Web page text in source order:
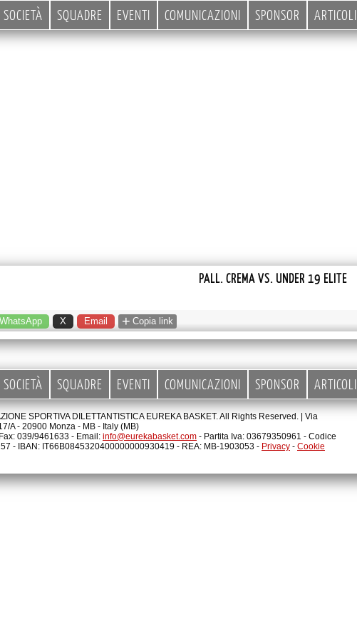
SOCIETÀ SQUADRE EVENTI COMUNICAZIONI SPONSOR ARTICOLI
PALL. CREMA VS. UNDER 19 ELITE
WhatsApp X Email + Copia link
SOCIETÀ SQUADRE EVENTI COMUNICAZIONI SPONSOR ARTICOLI
SPORTIVA DILETTANTISTICA EUREKA BASKET. All Rights Reserved. | Via
A - 20900 Monza - MB - Italy (MB)
039/9461633 - Email: info@eurekabasket.com - Partita Iva: 03679350961 - Codice
- IBAN: IT66B0845320400000000930419 - REA: MB-1903053 - Privacy - Cookie